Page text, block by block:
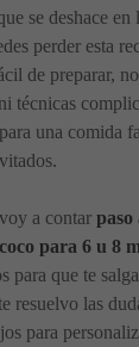
se deshace en
perder esta
de preparar,
técnicas
una comida
a contar paso
para 6 u 8
para que te
resuelvo las
para